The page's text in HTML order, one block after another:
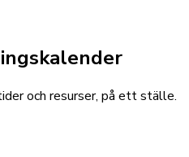
och resurser, på ett ställe.